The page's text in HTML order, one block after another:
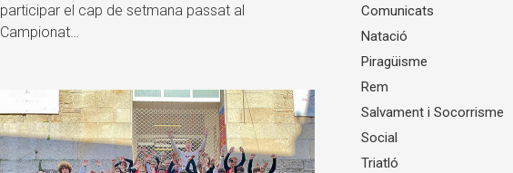
participar el cap de setmana passat al
Campionat…
Comunicats
Natació
Piragüisme
Rem
Salvament i Socorrisme
Social
Triatló